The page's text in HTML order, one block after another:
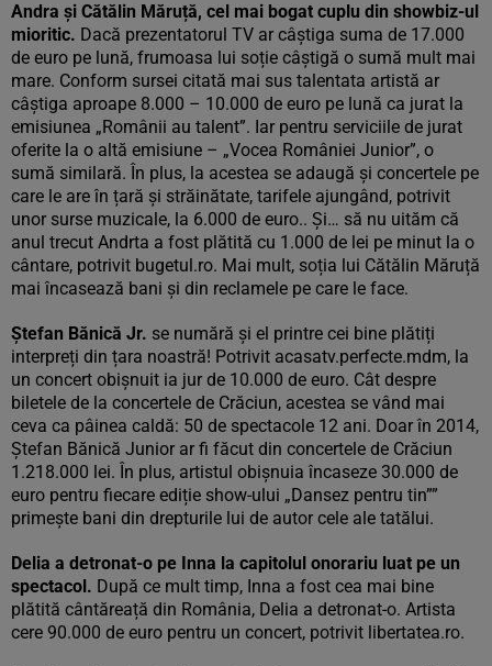
Andra și Cătălin Măruță, cel mai bogat cuplu din showbiz-ul
mioritic. Dacă prezentatorul TV ar câștiga suma de 17.000
de euro pe lună, frumoasa lui soție câștigă o sumă mult mai
mare. Conform sursei citată mai sus talentata artistă ar
câștiga aproape 8.000 – 10.000 de euro pe lună ca jurat la
emisiunea „Românii au talent”. Iar pentru serviciile de jurat
oferite la o altă emisiune – „Vocea României Junior”, o
sumă similară. În plus, la acestea se adaugă și concertele pe
care le are în țară și străinătate, tarifele ajungând, potrivit
unor surse muzicale, la 6.000 de euro.. Și… să nu uităm că
anul trecut Andrta a fost plătită cu 1.000 de lei pe minut la o
cântare, potrivit bugetul.ro. Mai mult, soția lui Cătălin Măruță
mai încasează bani și din reclamele pe care le face.
Ștefan Bănică Jr. se numără și el printre cei bine plătiți
interpreți din țara noastră! Potrivit acasatv.perfecte.mdm, la
un concert obișnuit ia jur de 10.000 de euro. Cât despre
biletele de la concertele de Crăciun, acestea se vând mai
ceva ca pâinea caldă: 50 de spectacole 12 ani. Doar în 2014,
Ștefan Bănică Junior ar fi făcut din concertele de Crăciun
1.218.000 lei. În plus, artistul obișnuia încaseze 30.000 de
euro pentru fiecare ediție show-ului „Dansez pentru tin””
primește bani din drepturile lui de autor cele ale tatălui.
Delia a detronat-o pe Inna la capitolul onorariu luat pe un
spectacol. După ce mult timp, Inna a fost cea mai bine
plătită cântăreață din România, Delia a detronat-o. Artista
cere 90.000 de euro pentru un concert, potrivit libertatea.ro.